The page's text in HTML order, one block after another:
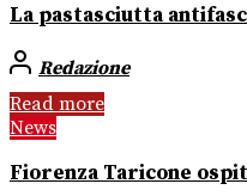
La pastasciutta
Redazione
Read more
News
Fiorenza Taricone